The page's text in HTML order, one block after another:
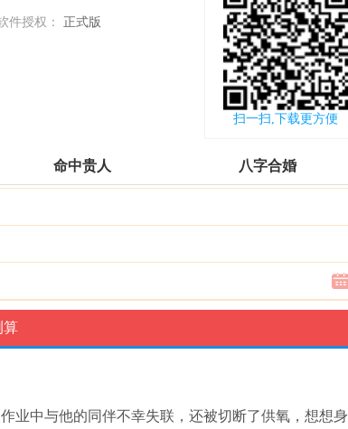
件授权： 正式版
扫一扫,下载更方便
命中贵人 八字合婚
业中与他的同伴不幸失联，还被切断了供氧，想想身